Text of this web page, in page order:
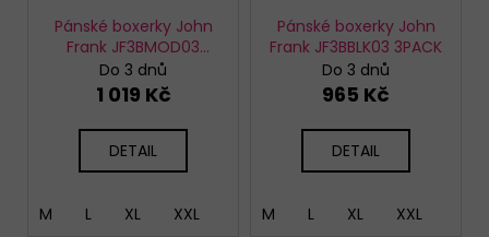
Pánské boxerky John
Frank JF3BMOD03
3Pack
Do 3 dnů
1 019 Kč
DETAIL
M L XL XXL
Pánské boxerky John
Frank JF3BBLK03 3PACK
Do 3 dnů
965 Kč
DETAIL
M L XL XXL